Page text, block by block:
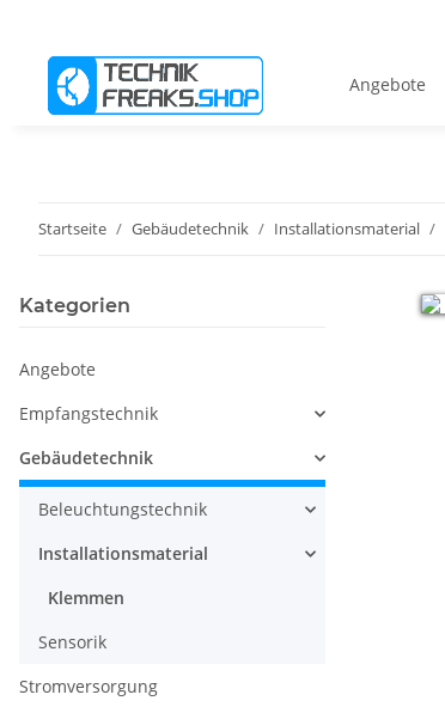
Angebote
Startseite Gebäudetechnik Installationsmaterial
Kategorien
Angebote
Empfangstechnik
Gebäudetechnik
Beleuchtungstechnik
Installationsmaterial
Klemmen
Sensorik
Stromversorgung